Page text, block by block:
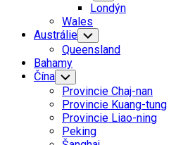
Child
Menu
Londýn
Wales
Austrálie Toggle
Child
Menu
Queensland
Bahamy
Čína Toggle
Child
Menu
Provincie Chaj-nan
Provincie Kuang-tung
Provincie Liao-ning
Peking